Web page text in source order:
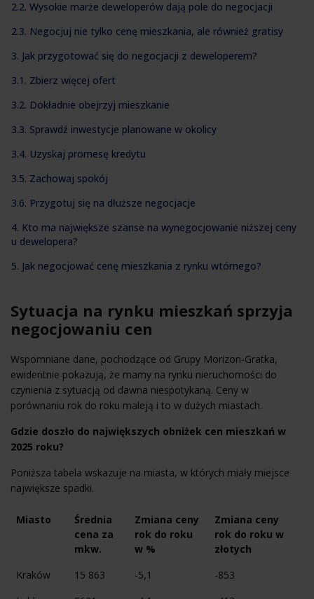
2.2. Wysokie marże deweloperów dają pole do negocjacji
2.3. Negocjuj nie tylko cenę mieszkania, ale również gratisy
3. Jak przygotować się do negocjacji z deweloperem?
3.1. Zbierz więcej ofert
3.2. Dokładnie obejrzyj mieszkanie
3.3. Sprawdź inwestycje planowane w okolicy
3.4. Uzyskaj promesę kredytu
3.5. Zachowaj spokój
3.6. Przygotuj się na dłuższe negocjacje
4. Kto ma największe szanse na wynegocjowanie niższej ceny
u dewelopera?
5. Jak negocjować cenę mieszkania z rynku wtórnego?
Sytuacja na rynku mieszkań sprzyja
negocjowaniu cen
Wspomniane dane, pochodzące od Grupy Morizon-Gratka,
ewidentnie pokazują, że mamy na rynku nieruchomości do
czynienia z sytuacją od dawna niespotykaną. Ceny w
porównaniu rok do roku maleją i to w dużych miastach.
Gdzie doszło do największych obniżek cen mieszkań w
2025 roku?
Poniższa tabela wskazuje na miasta, w których miały miejsce
największe spadki.
Miasto
Średnia
cena za
mkw.
Zmiana ceny
rok do roku
w %
Zmiana ceny
rok do roku w
złotych
Kraków
15 863 -5,1
-853